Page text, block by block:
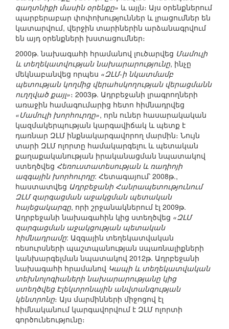
գաղտնիքի մասին օրենքը» և այլն։ Այս օրենքներում
պարբերաբար փոփոխություններ և լրացումներ են
կատարվում, վերջին տարիներին արձանագրվում
են այդ օրենքների խստացումներ։
2000թ. նախագահի հրամանով լուծարվեց Մամուլի
և տեղեկատվության նախարարությունը, ինչը
մեկնաբանվեց որպես «ԶԼՄ-ի նկատմամբ
պետության կողմից վերահսկողության վերացմանն
ուղղված քայլ»։ 2003թ. Ադրբեջանի լրագրողների
առաջին համագումարից հետո հիմնադրվեց
«Մամուլի խորհուրդը», որն ուներ հասարակական
կազմակերպության կարգավիճակ և պետք է
դառնար ԶԼՄ ինքնակարգավորող մարմին։ Նույն
տարի ԶԼՄ ոլորտը համակարգելու և պետական
քաղաքականության իրականացման նպատակով
ստեղծվեց Հեռուստատեսության և ռադիոյի
ազգային խորհուրդը: Հետագայում՝ 2008թ.,
հաստատվեց Ադրբեջանի Հանրապետությունում
ԶԼՄ զարգացման աջակցման պետական
հայեցակարգը, որի շրջանակներում էլ 2009թ.
Ադրբեջանի նախագահին կից ստեղծվեց «ԶԼՄ
զարգացման աջակցության պետական
հիմնադրամը: Ազգային տեղեկատվական
ռեսուրսների պաշտպանության սպառնալիքների
կանխարգելման նպատակով 2012թ. Ադրբեջանի
նախագահի հրամանով Կապի և տեղեկատվական
տեխնոլոգիաների նախարարությանը կից
ստեղծվեց Էլեկտրոնային անվտանգության
կենտրոնը։ Այս մարմինների միջոցով էլ
հիմնականում կարգավորվում է ԶԼՄ ոլորտի
գործունեությունը։